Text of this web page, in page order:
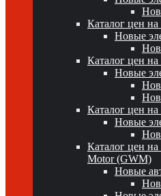
Каталог цен
Новые
Каталог цен
Новые
Каталог цен
Новые
Каталог цен
Motor (GWM)
Новые